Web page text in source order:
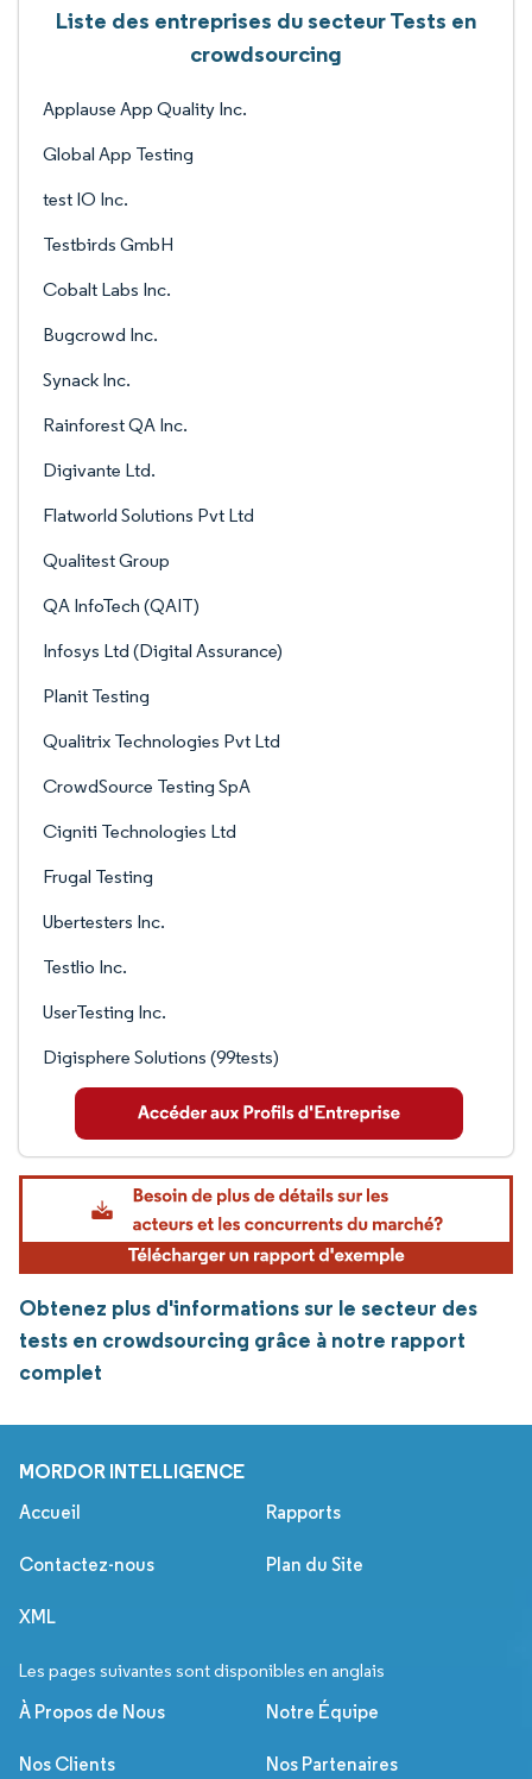
Liste des entreprises du secteur Tests en
crowdsourcing
Applause App Quality Inc.
Global App Testing
test IO Inc.
Testbirds GmbH
Cobalt Labs Inc.
Bugcrowd Inc.
Synack Inc.
Rainforest QA Inc.
Digivante Ltd.
Flatworld Solutions Pvt Ltd
Qualitest Group
QA InfoTech (QAIT)
Infosys Ltd (Digital Assurance)
Planit Testing
Qualitrix Technologies Pvt Ltd
CrowdSource Testing SpA
Cigniti Technologies Ltd
Frugal Testing
Ubertesters Inc.
Testlio Inc.
UserTesting Inc.
Digisphere Solutions (99tests)
Obtenez plus d'informations sur le secteur des
tests en crowdsourcing grâce à notre rapport
complet
MORDOR INTELLIGENCE
Accueil Rapports
Contactez-nous Plan du Site
XML
Les pages suivantes sont disponibles en anglais
À Propos de Nous Notre Équipe
Nos Clients Nos Partenaires